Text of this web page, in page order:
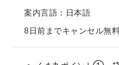
案内言語：日本語
8日前までキャンセル無